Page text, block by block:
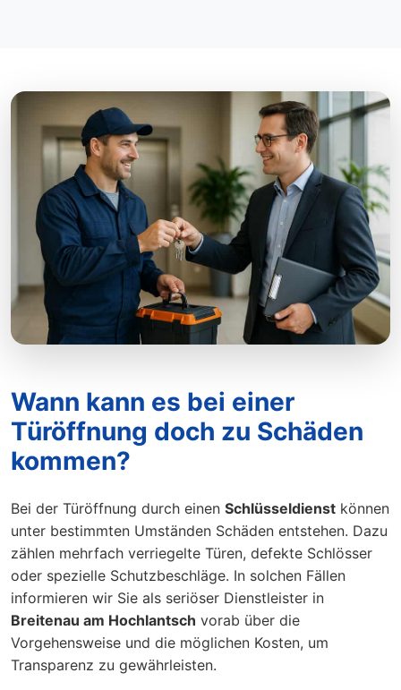
Wann kann es bei einer
Türöffnung doch zu Schäden
kommen?
Bei der Türöffnung durch einen Schlüsseldienst können
unter bestimmten Umständen Schäden entstehen. Dazu
zählen mehrfach verriegelte Türen, defekte Schlösser
oder spezielle Schutzbeschläge. In solchen Fällen
informieren wir Sie als seriöser Dienstleister in
Breitenau am Hochlantsch vorab über die
Vorgehensweise und die möglichen Kosten, um
Transparenz zu gewährleisten.